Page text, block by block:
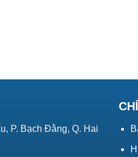
P. Bạch Đằng, Q. Hai